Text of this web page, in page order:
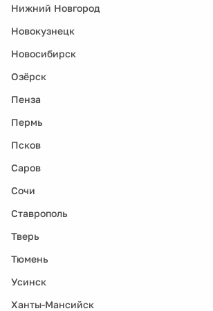
Нижний Новгород
Новокузнецк
Новосибирск
Озёрск
Пенза
Пермь
Псков
Саров
Сочи
Ставрополь
Тверь
Тюмень
Усинск
Ханты-Мансийск